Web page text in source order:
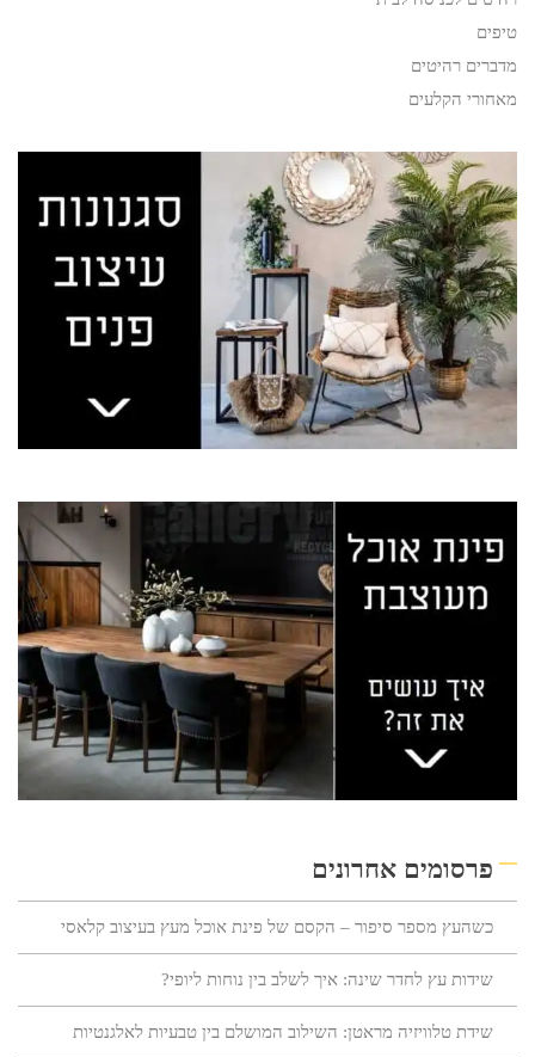
טיפים
מדברים רהיטים
מאחורי הקלעים
פרסומים אחרונים
כשהעץ מספר סיפור – הקסם של פינת אוכל מעץ בעיצוב קלאסי
שידות עץ לחדר שינה: איך לשלב בין נוחות ליופי?
שידת טלוויזיה מראטן: השילוב המושלם בין טבעיות לאלגנטיות